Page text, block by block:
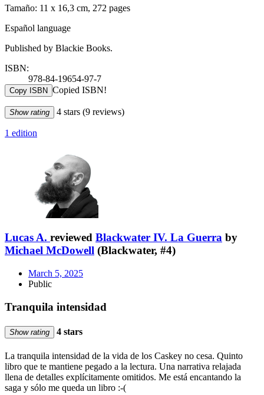
Tamaño: 11 x 16,3 cm, 272 pages
Español language
Published by Blackie Books.
ISBN:
978-84-19654-97-7
Copy ISBN Copied ISBN!
Show rating 4 stars (9 reviews)
1 edition
Lucas A. reviewed Blackwater IV. La Guerra by
Michael McDowell (Blackwater, #4)
March 5, 2025
Public
Tranquila intensidad
Show rating 4 stars
La tranquila intensidad de la vida de los Caskey no cesa. Quinto
libro que te mantiene pegado a la lectura. Una narrativa relajada
llena de detalles explícitamente omitidos. Me está encantando la
saga y sólo me queda un libro :-(